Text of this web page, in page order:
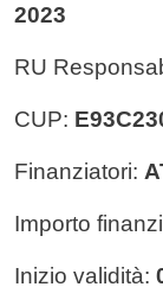
2023
RU
CUP:
Finanziatori:
Importo
Inizio validità: